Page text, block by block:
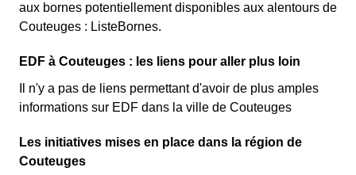
aux bornes potentiellement disponibles aux alentours de
Couteuges : ListeBornes.
EDF à Couteuges : les liens pour aller plus loin
Il n'y a pas de liens permettant d'avoir de plus amples
informations sur EDF dans la ville de Couteuges
Les initiatives mises en place dans la région de
Couteuges